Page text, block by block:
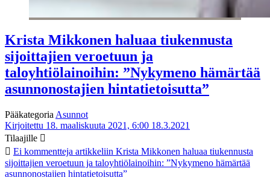
Krista Mikkonen haluaa tiukennusta
sijoittajien veroetuun ja
taloyhtiölainoihin: ”Nykymeno hämärtää
asunnonostajien hintatietoisutta”
Pääkategoria Asunnot
Kirjoitettu 18. maaliskuuta 2021, 6:00 18.3.2021
Tilaajille
Ei kommentteja artikkeliin Krista Mikkonen haluaa tiukennusta
sijoittajien veroetuun ja taloyhtiölainoihin: ”Nykymeno hämärtää
asunnonostajien hintatietoisutta”